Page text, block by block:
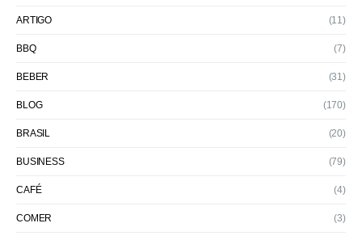
ARTIGO (11)
BBQ (7)
BEBER (31)
BLOG (170)
BRASIL (20)
BUSINESS (79)
CAFÉ (4)
COMER (3)